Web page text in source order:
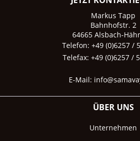
Markus Tapp
Bahnhofstr. 2
64665 Alsbach-
Telefon: +49 (0)6257 /
Telefax: +49 (0)6257 /
E-Mail:
ÜBER UNS
Unternehmen